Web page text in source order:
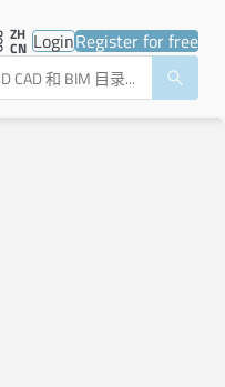
ZH
CN LoginRegister for free